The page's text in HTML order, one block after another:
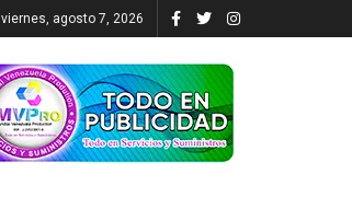
viernes, agosto 7, 2026